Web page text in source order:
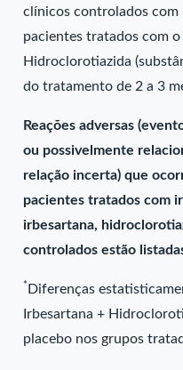
clínicos controlados com
pacientes tratados com
Hidroclorotiazida
do tratamento de 2 a 3
Reações adversas
ou possivelmente
relação incerta) que
pacientes tratados com
irbesartana,
controlados estão
* Diferenças
Irbesartana +
placebo nos grupos